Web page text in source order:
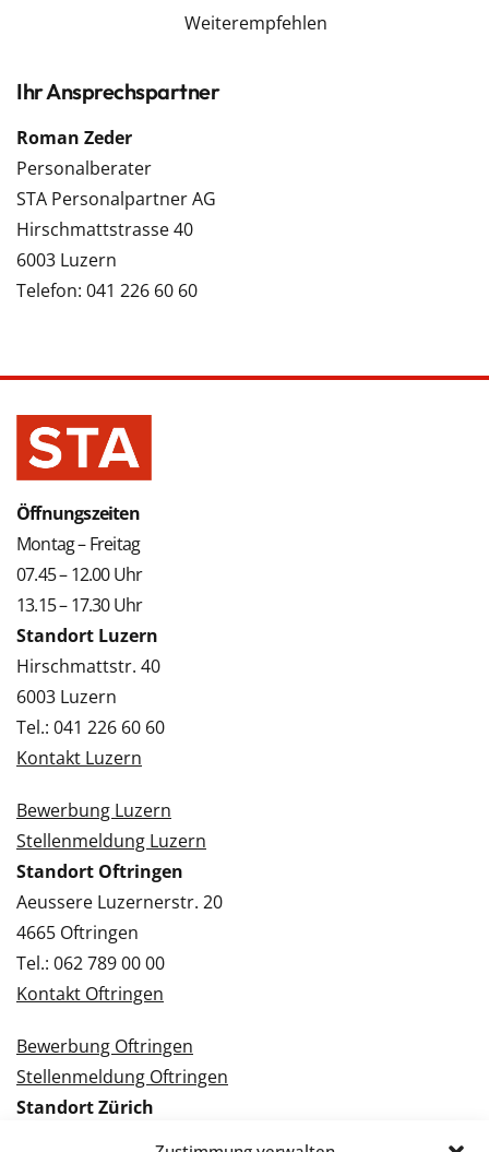
Weiterempfehlen
Ihr Ansprechspartner
Roman Zeder
Personalberater
STA Personalpartner AG
Hirschmattstrasse 40
6003 Luzern
Telefon: 041 226 60 60
Öffnungszeiten
Montag – Freitag
07.45 – 12.00 Uhr
13.15 – 17.30 Uhr
Standort Luzern
Hirschmattstr. 40
6003 Luzern
Tel.: 041 226 60 60
Kontakt Luzern
Bewerbung Luzern
Stellenmeldung Luzern
Standort Oftringen
Aeussere Luzernerstr. 20
4665 Oftringen
Tel.: 062 789 00 00
Kontakt Oftringen
Bewerbung Oftringen
Stellenmeldung Oftringen
Standort Zürich